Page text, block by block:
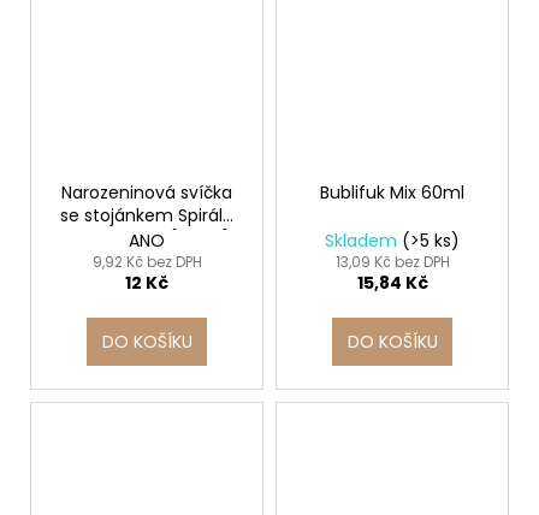
Narozeninová svíčka
se stojánkem Spirála
Ø5 x 60mm [24 ks]
ANO
9,92 Kč bez DPH
12 Kč
DO KOŠÍKU
Bublifuk Mix 60ml
Skladem (>5 ks)
13,09 Kč bez DPH
15,84 Kč
DO KOŠÍKU